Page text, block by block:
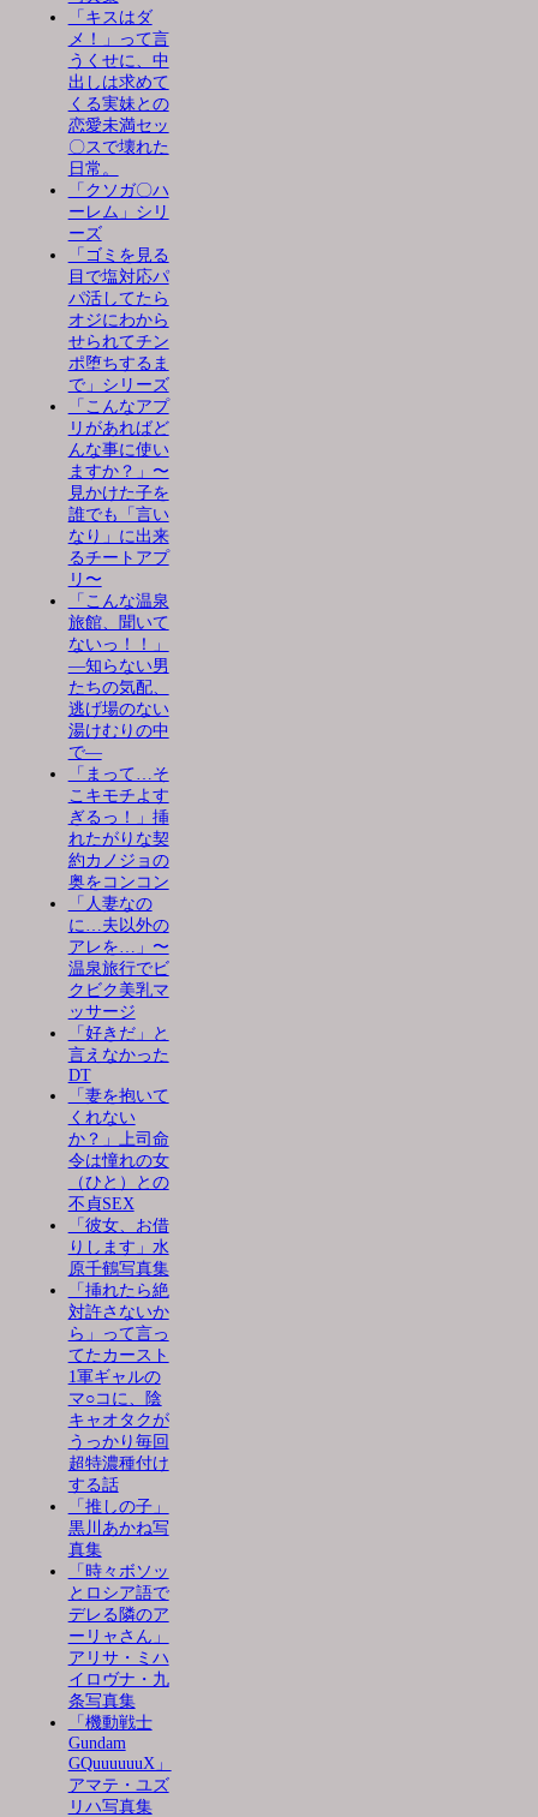
「キスはダ
メ！」って言
うくせに、中
出しは求めて
くる実妹との
恋愛未満セッ
〇スで壊れた
日常。
「クソガ〇ハ
ーレム」シリ
ーズ
「ゴミを見る
目で塩対応パ
パ活してたら
オジにわから
せられてチン
ポ堕ちするま
で」シリーズ
「こんなアプ
リがあればど
んな事に使い
ますか？」〜
見かけた子を
誰でも「言い
なり」に出来
るチートアプ
リ〜
「こんな温泉
旅館、聞いて
ないっ！！」
―知らない男
たちの気配、
逃げ場のない
湯けむりの中
で―
「まって…そ
こキモチよす
ぎるっ！」挿
れたがりな契
約カノジョの
奥をコンコン
「人妻なの
に…夫以外の
アレを…」〜
温泉旅行でビ
クビク美乳マ
ッサージ
「好きだ」と
言えなかった
DT
「妻を抱いて
くれない
か？」上司命
令は憧れの女
（ひと）との
不貞SEX
「彼女、お借
りします」水
原千鶴写真集
「挿れたら絶
対許さないか
ら」って言っ
てたカースト
1軍ギャルの
マ○コに、陰
キャオタクが
うっかり毎回
超特濃種付け
する話
「推しの子」
黒川あかね写
真集
「時々ボソッ
とロシア語で
デレる隣のア
ーリャさん」
アリサ・ミハ
イロヴナ・九
条写真集
「機動戦士
Gundam
GQuuuuuuX」
アマテ・ユズ
リハ写真集